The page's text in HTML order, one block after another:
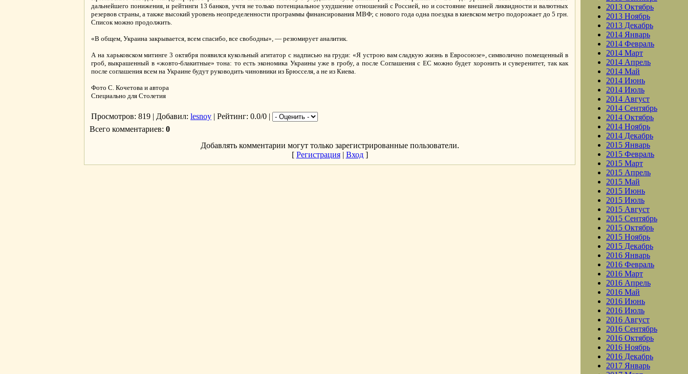
дальнейшего понижения, и рейтинги 13 банков, учтя не только потенциальное ухудшение отношений с Россией, но и состояние внешней ликвидности и валютных
резервов страны, а также высокий уровень неопределенности программы финансирования МВФ; с нового года одна поездка в киевском метро подорожает до 5 грн.
Список можно продолжить.
«В общем, Украина закрывается, всем спасибо, все свободны», — резюмирует аналитик.
А на харьковском митинге 3 октября появился кукольный агитатор с надписью на груди: «Я устрою вам сладкую жизнь в Евросоюзе», символично помещенный в
гроб, выкрашенный в «жовто-блакитные» тона: то есть экономика Украины уже в гробу, а после Соглашения с ЕС можно будет хоронить и суверенитет, так как
после соглашения всем на Украине будут руководить чиновники из Брюсселя, а не из Киева.
Фото С. Кочетова и автора
Специально для Столетия
Просмотров: 819 | Добавил: lesnoy | Рейтинг: 0.0/0 |
Всего комментариев: 0
Добавлять комментарии могут только зарегистрированные пользователи.
[ Регистрация| Вход]
2013 Октябрь
2013 Ноябрь
2013 Декабрь
2014 Январь
2014 Февраль
2014 Март
2014 Апрель
2014 Май
2014 Июнь
2014 Июль
2014 Август
2014 Сентябрь
2014 Октябрь
2014 Ноябрь
2014 Декабрь
2015 Январь
2015 Февраль
2015 Март
2015 Апрель
2015 Май
2015 Июнь
2015 Июль
2015 Август
2015 Сентябрь
2015 Октябрь
2015 Ноябрь
2015 Декабрь
2016 Январь
2016 Февраль
2016 Март
2016 Апрель
2016 Май
2016 Июнь
2016 Июль
2016 Август
2016 Сентябрь
2016 Октябрь
2016 Ноябрь
2016 Декабрь
2017 Январь